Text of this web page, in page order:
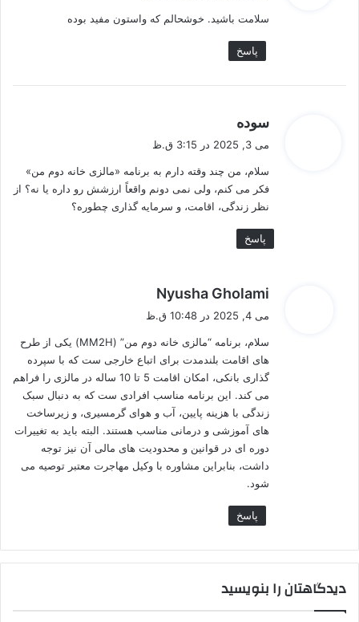
:
سلامت باشید. خوشحالم که واستون مفید بوده
پاسخ
سوده
ف
:
می 3, 2025 در 3:15 ق.ظ
سلام، من چند وقته دارم به برنامه «مالزی خانه دوم من»
فکر می‌ کنم، ولی نمی‌ دونم واقعاً ارزشش رو داره یا نه؟ از
نظر زندگی، اقامت، و سرمایه‌ گذاری چطوره؟
پاسخ
Nyusha Gholami
:
می 4, 2025 در 10:48 ق.ظ
سلام، برنامه “مالزی خانه دوم من” (MM2H) یکی از طرح‌
های اقامت بلندمدت برای اتباع خارجی‌ ست که با سپرده‌
گذاری بانکی، امکان اقامت 5 تا 10 ساله در مالزی را فراهم
می‌ کند. این برنامه مناسب افرادی‌ ست که به دنبال سبک
زندگی با هزینه پایین، آب‌ و هوای گرمسیری، و زیرساخت‌
های آموزشی و درمانی مناسب هستند. البته باید به تغییرات
دوره‌ ای در قوانین و محدودیت‌ های مالی آن نیز توجه
داشت، بنابراین مشاوره با وکیل مهاجرت معتبر توصیه می‌
شود.
پاسخ
دیدگاهتان را بنویسید